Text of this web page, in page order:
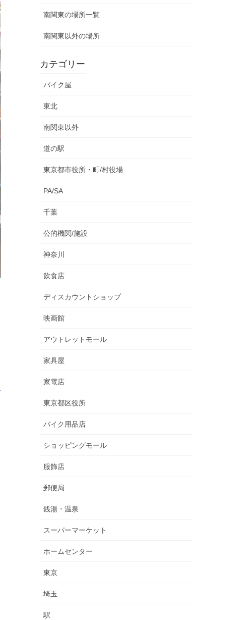
南関東の場所一覧
南関東以外の場所
カテゴリー
バイク屋
東北
南関東以外
道の駅
東京都市役所・町/村役場
PA/SA
千葉
公的機関/施設
神奈川
飲食店
ディスカウントショップ
映画館
アウトレットモール
家具屋
家電店
東京都区役所
バイク用品店
ショッピングモール
服飾店
郵便局
銭湯・温泉
スーパーマーケット
ホームセンター
東京
埼玉
駅